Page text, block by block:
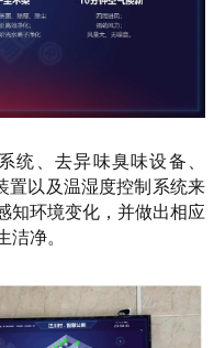
统、去异味臭味设备、
置以及温湿度控制系统来
知环境变化，并做出相应
净。